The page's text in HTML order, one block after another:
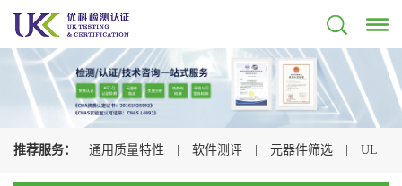
推荐服务： 通用质量特性 | 软件测评 | 元器件筛选 | UL